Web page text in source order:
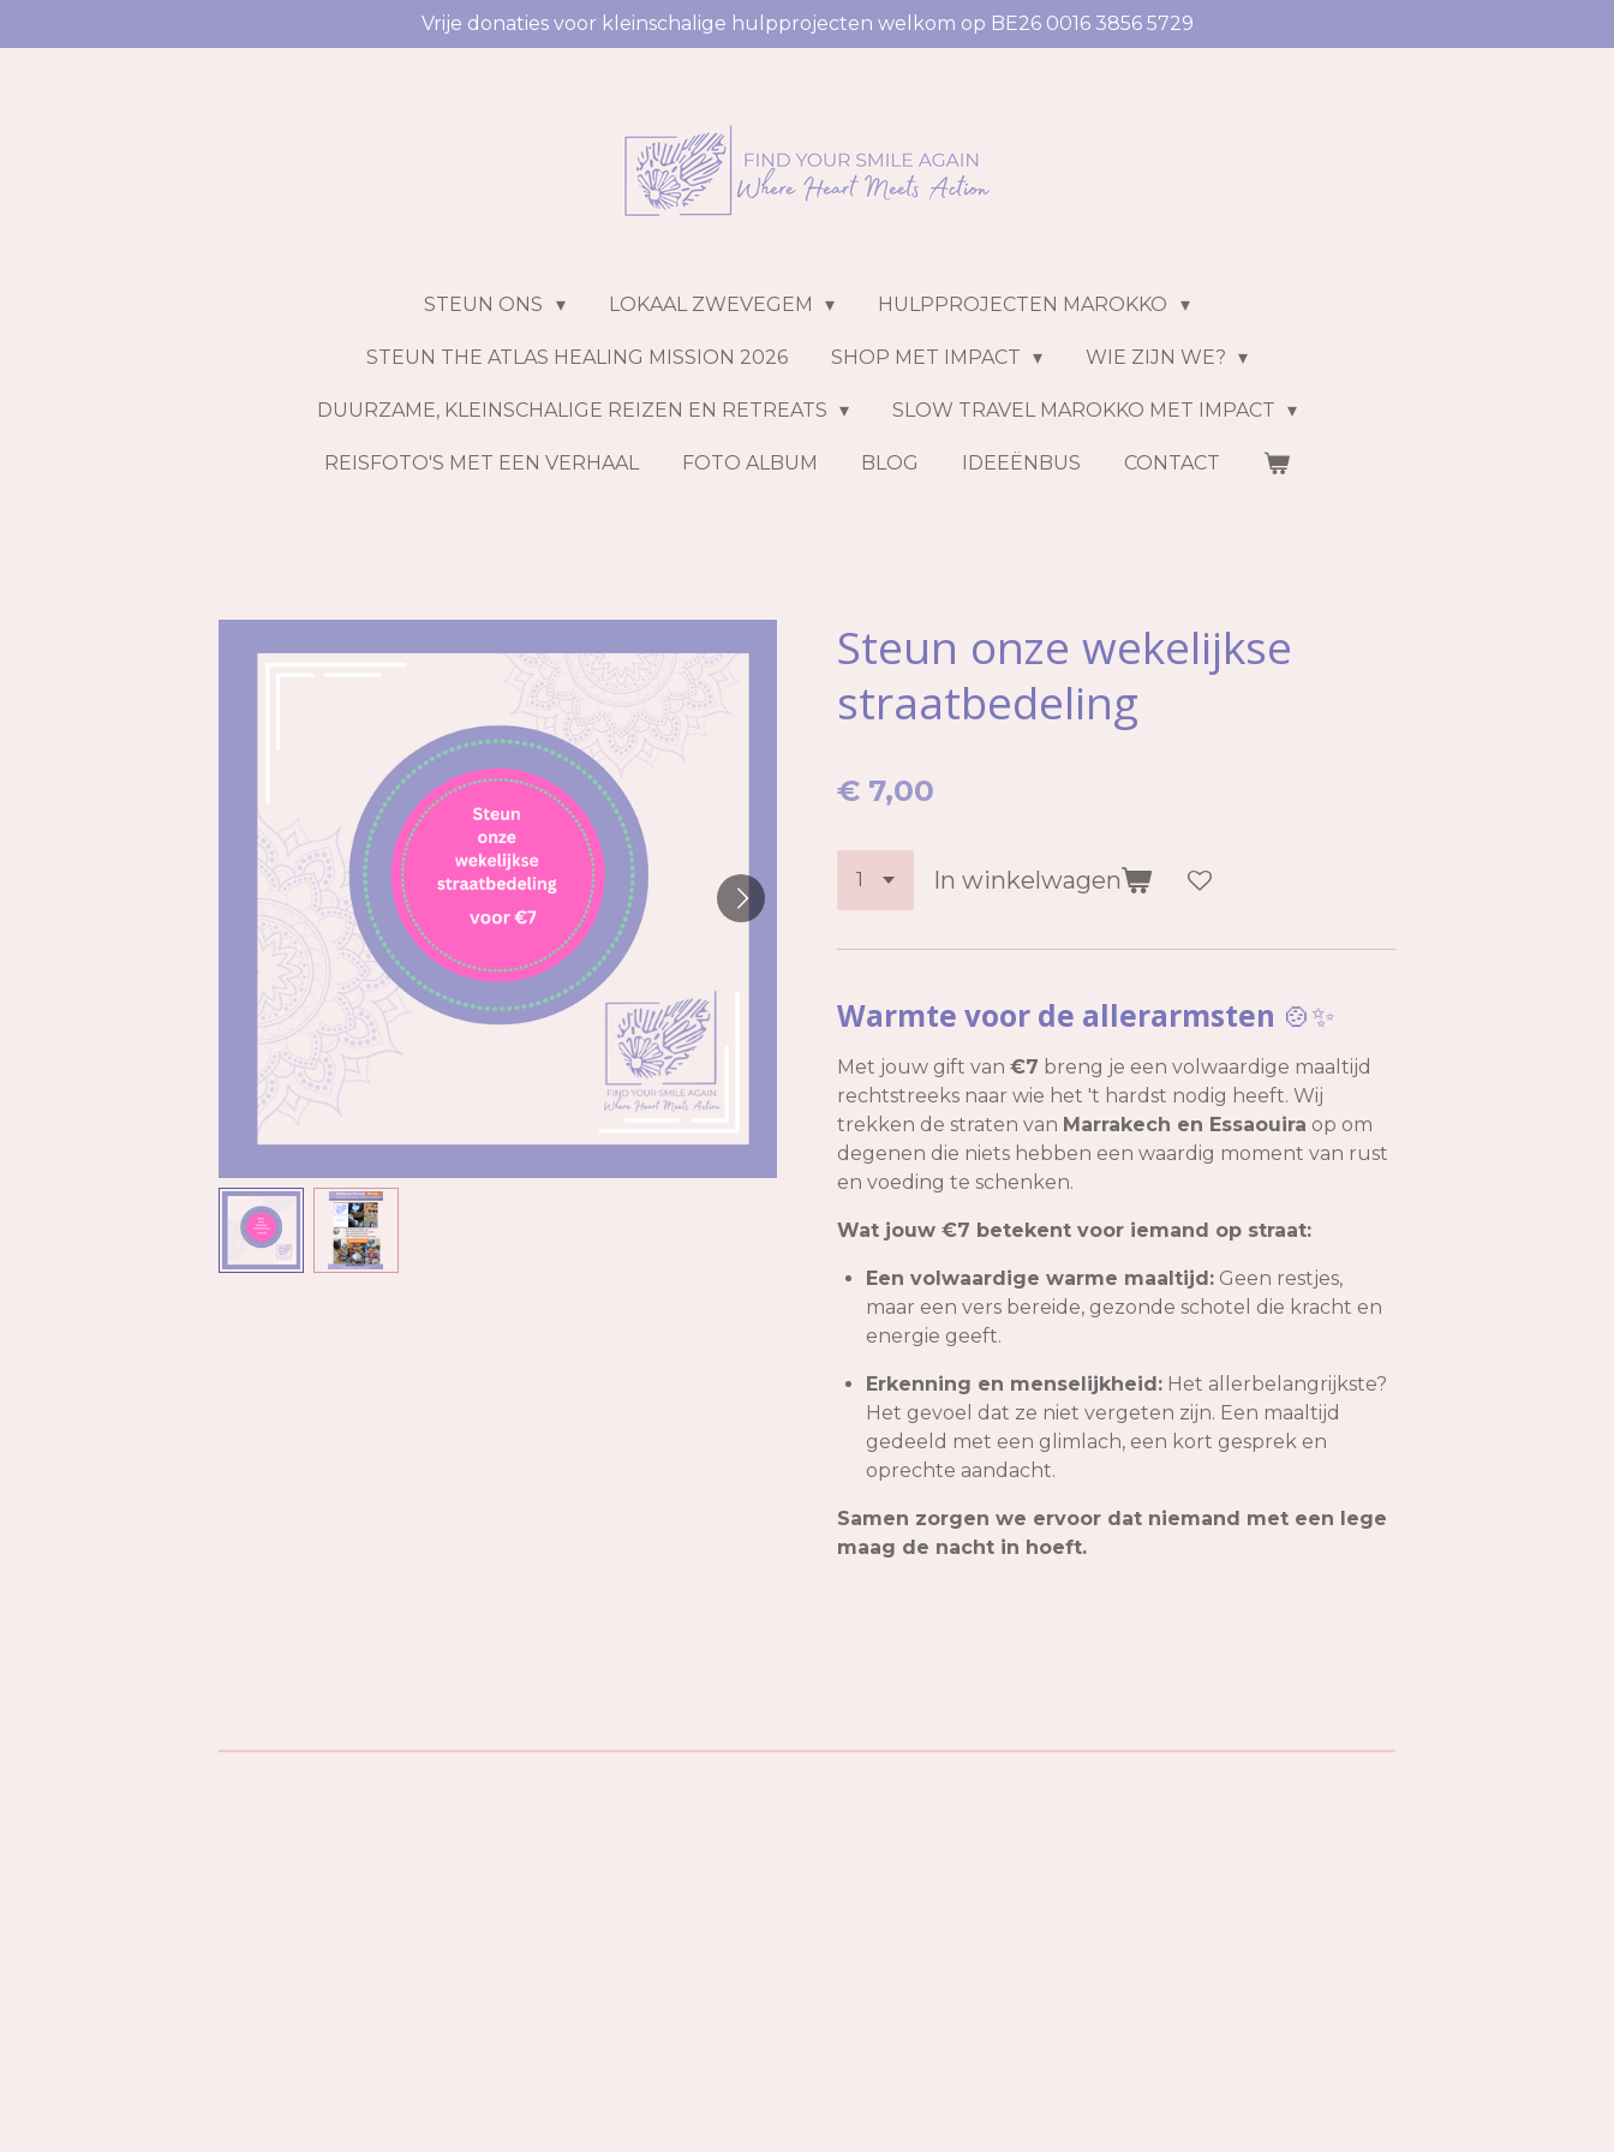
direct
Vrije donaties voor kleinschalige hulpprojecten welkom op BE26 0016 3856 5729
STEUN ONS LOKAAL ZWEVEGEM HULPPROJECTEN MAROKKO
STEUN THE ATLAS HEALING MISSION 2026 SHOP MET IMPACT WIE ZIJN WE?
DUURZAME, KLEINSCHALIGE REIZEN EN RETREATS SLOW TRAVEL MAROKKO MET IMPACT
REISFOTO'S MET EEN VERHAAL FOTO ALBUM BLOG IDEEËNBUS CONTACT
Steun onze wekelijkse
straatbedeling
€ 7,00
In winkelwagen
Warmte voor de allerarmsten 🍲✨
Met jouw gift van €7 breng je een volwaardige maaltijd
rechtstreeks naar wie het 't hardst nodig heeft. Wij
trekken de straten van Marrakech en Essaouira op om
degenen die niets hebben een waardig moment van rust
en voeding te schenken.
Wat jouw €7 betekent voor iemand op straat:
Een volwaardige warme maaltijd: Geen restjes,
maar een vers bereide, gezonde schotel die kracht en
energie geeft.
Erkenning en menselijkheid: Het allerbelangrijkste?
Het gevoel dat ze niet vergeten zijn. Een maaltijd
gedeeld met een glimlach, een kort gesprek en
oprechte aandacht.
Samen zorgen we ervoor dat niemand met een lege
maag de nacht in hoeft.